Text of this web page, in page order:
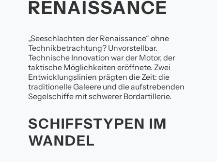
RENAISSANCE
„Seeschlachten der Renaissance“ ohne
Technikbetrachtung? Unvorstellbar.
Technische Innovation war der Motor, der
taktische Möglichkeiten eröffnete. Zwei
Entwicklungslinien prägten die Zeit: die
traditionelle Galeere und die aufstrebenden
Segelschiffe mit schwerer Bordartillerie.
SCHIFFSTYPEN IM
WANDEL